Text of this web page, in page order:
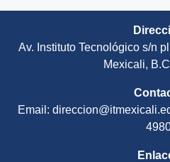
Av. Instituto Tecnológico s/n
Mexicali,
Email: